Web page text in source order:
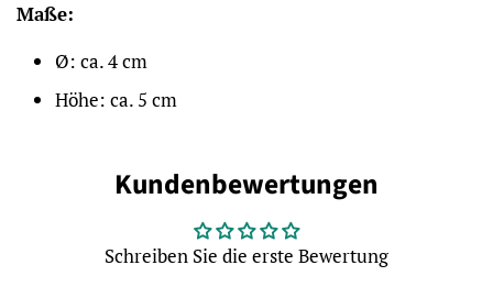
Maße:
Ø: ca. 4 cm
Höhe: ca. 5 cm
Kundenbewertungen
Schreiben Sie die erste Bewertung